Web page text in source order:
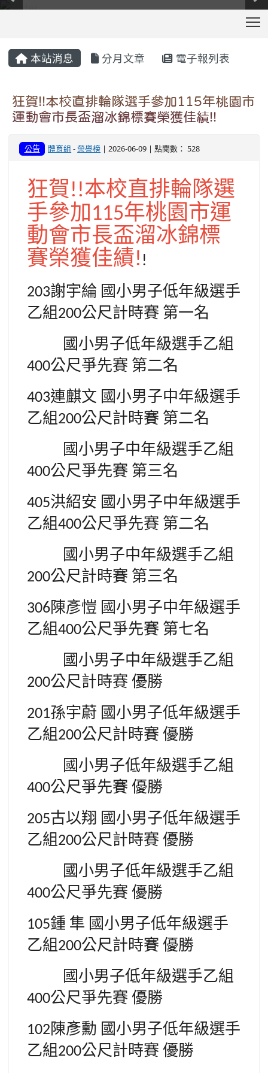
本站消息 分月文章 電子報列表
狂賀!!本校直排輪隊選手參加115年桃園市
運動會市長盃溜冰錦標賽榮獲佳績!!
公告 體育組 -榮譽榜 | 2026-06-09 | 點閱數： 528
狂賀!!本校直排輪隊選
手參加 115年桃園市運
動會市長盃溜冰錦標
賽榮獲佳績! !
203謝宇綸 國小男子低年級選手
乙組200公尺計時賽 第一名
國小男子低年級選手乙組
400公尺爭先賽 第二名
403連麒文 國小男子中年級選手
乙組200公尺計時賽 第二名
國小男子中年級選手乙組
400公尺爭先賽 第三名
405洪紹安 國小男子中年級選手
乙組400公尺爭先賽 第二名
國小男子中年級選手乙組
200公尺計時賽 第三名
306陳彥愷 國小男子中年級選手
乙組400公尺爭先賽 第七名
國小男子中年級選手乙組
200公尺計時賽 優勝
201孫宇蔚 國小男子低年級選手
乙組200公尺計時賽 優勝
國小男子低年級選手乙組
400公尺爭先賽 優勝
205古以翔 國小男子低年級選手
乙組200公尺計時賽 優勝
國小男子低年級選手乙組
400公尺爭先賽 優勝
105鍾 隼 國小男子低年級選手
乙組200公尺計時賽 優勝
國小男子低年級選手乙組
400公尺爭先賽 優勝
102陳彥勳 國小男子低年級選手
乙組200公尺計時賽 優勝